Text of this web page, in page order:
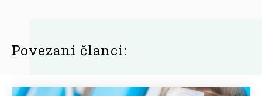
Povezani članci: